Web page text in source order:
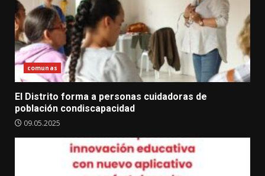
comunas
El Distrito forma a personas cuidadoras de
población condiscapacidad
09.05.2025